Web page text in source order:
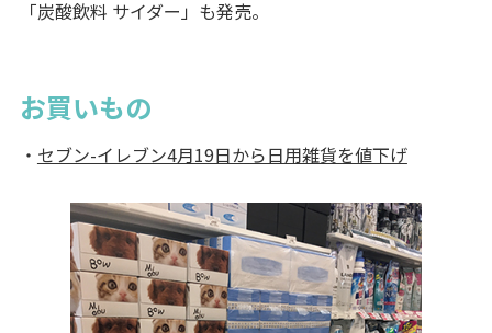
「炭酸飲料 サイダー」も発売。
お買いもの
・ セブン-イレブン4月19日から日用雑貨を値下げ